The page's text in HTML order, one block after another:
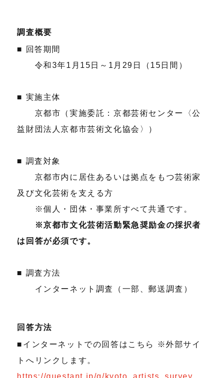
調査概要
■ 回答期間
令和3年1月15日～1月29日（15日間）
■ 実施主体
京都市（実施委託：京都芸術センター〈公
益財団法人京都市芸術文化協会〉）
■ 調査対象
京都市内に居住あるいは拠点をもつ芸術家
及び文化芸術を支える方
※個人・団体・事業所すべて共通です。
※京都市文化芸術活動緊急奨励金の採択者
は回答が必須です。
■ 調査方法
インターネット調査（一部、郵送調査）
回答方法
■インターネットでの回答はこちら ※外部サイ
トへリンクします。
https://questant.jp/q/kyoto_artists_survey